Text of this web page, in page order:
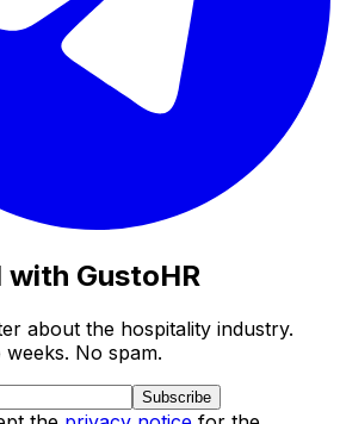
GustoHR
about the hospitality industry.
No spam.
Subscribe